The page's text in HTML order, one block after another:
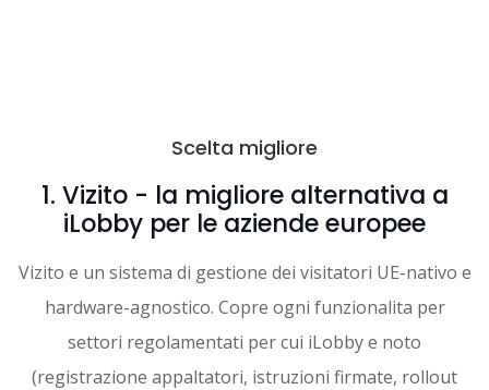
Scelta migliore
1. Vizito - la migliore alternativa a
iLobby per le aziende europee
Vizito e un sistema di gestione dei visitatori UE-nativo e
hardware-agnostico. Copre ogni funzionalita per
settori regolamentati per cui iLobby e noto
(registrazione appaltatori, istruzioni firmate, rollout